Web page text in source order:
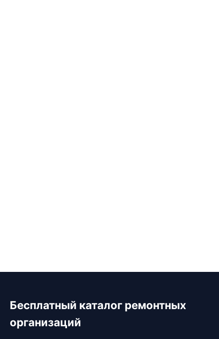
Бесплатный каталог ремонтных
организаций